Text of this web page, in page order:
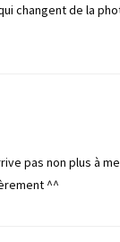
changent de la
pas non plus à
^^